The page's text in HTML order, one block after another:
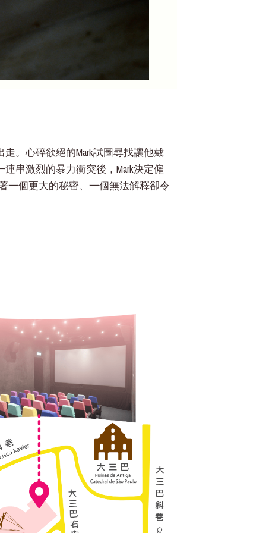
。心碎欲絕的Mark試圖尋找讓他戴
連串激烈的暴力衝突後，Mark決定僱
一個更大的秘密、一個無法解釋卻令